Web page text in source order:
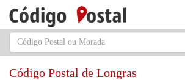
Código Postal de Longras